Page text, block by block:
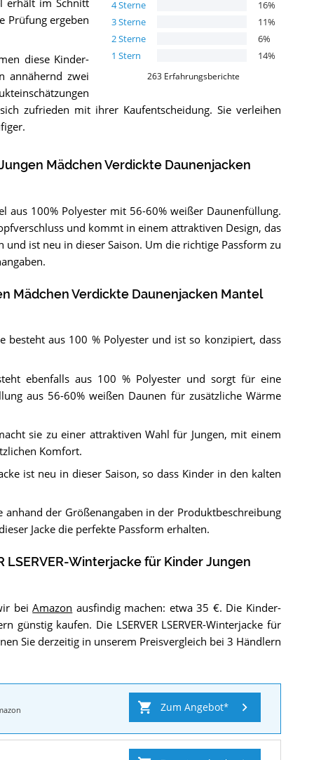
4Sterne 16%
3Sterne 11%
2Sterne 6%
1 Stern 14%
263 Erfahrungsberichte
erhält im Schnitt
Prüfung ergeben
diese Kinder-
annähernd zwei
zufrieden mit ihrer Kaufentscheidung. Sie verleihen
Mädchen Verdickte Daunenjacken
aus 100% Polyester mit 56-60% weißer Daunenfüllung.
und kommt in einem attraktiven Design, das
ist neu in dieser Saison. Um die richtige Passform zu
Mädchen Verdickte Daunenjacken Mantel
besteht aus 100 % Polyester und ist so konzipiert, dass
ebenfalls aus 100 % Polyester und sorgt für eine
aus 56-60% weißen Daunen für zusätzliche Wärme
sie zu einer attraktiven Wahl für Jungen, mit einem
Komfort.
ist neu in dieser Saison, so dass Kinder in den kalten
der Größenangaben in der Produktbeschreibung
Jacke die perfekte Passform erhalten.
LSERVER-Winterjacke für Kinder Jungen
beiAmazon ausfindig machen: etwa 35 €. Die Kinder-
kaufen. Die LSERVER LSERVER-Winterjacke für
Sie derzeitig in unserem Preisvergleich bei 3 Händlern
Zum Angebot